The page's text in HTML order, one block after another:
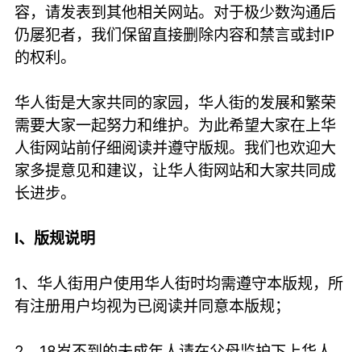
容，请发表到其他相关网站。对于极少数沟通后
仍屡犯者，我们保留直接删除内容和禁言或封IP
的权利。
华人街是大家共同的家园，华人街的发展和繁荣
需要大家一起努力和维护。为此希望大家在上华
人街网站前仔细阅读并遵守版规。我们也欢迎大
家多提意见和建议，让华人街网站和大家共同成
长进步。
I、版规说明
1、华人街用户使用华人街时均需遵守本版规，所
有注册用户均视为已阅读并同意本版规；